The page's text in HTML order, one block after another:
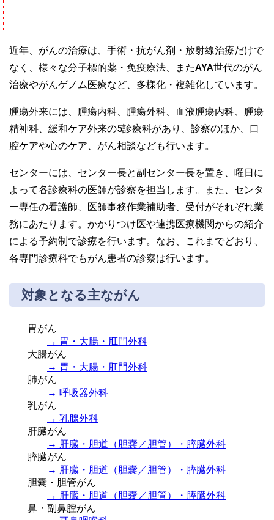
近年、がんの治療は、手術・抗がん剤・放射線治療だけで
なく、様々な分子標的薬・免疫療法、またAYA世代のがん
治療やがんゲノム医療など、多様化・複雑化しています。
腫瘍外来には、腫瘍内科、腫瘍外科、血液腫瘍内科、腫瘍
精神科、緩和ケア外来の5診療科があり、診察のほか、口
腔ケアや心のケア、がん相談なども行います。
センターには、センター長と副センター長を置き、曜日に
よって各診療科の医師が診察を担当します。また、センタ
ー専任の看護師、医師事務作業補助者、受付がそれぞれ業
務にあたります。かかりつけ医や連携医療機関からの紹介
による予約制で診療を行います。なお、これまでどおり、
各専門診療科でもがん患者の診察は行います。
対象となる主ながん
胃がん
→ 胃・大腸・肛門外科
大腸がん
→ 胃・大腸・肛門外科
肺がん
→ 呼吸器外科
乳がん
→ 乳腺外科
肝臓がん
→ 肝臓・胆道（胆嚢／胆管）・膵臓外科
膵臓がん
→ 肝臓・胆道（胆嚢／胆管）・膵臓外科
胆嚢・胆管がん
→ 肝臓・胆道（胆嚢／胆管）・膵臓外科
鼻・副鼻腔がん